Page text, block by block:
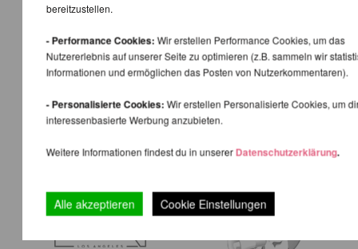
bereitzustellen.
- Performance Cookies:Wir erstellen Performance Cookies, um das
Nutzererlebnis auf unserer Seite zu optimieren (z.B. sammeln wir
Informationen und ermöglichen das Posten von Nutzerkommentaren).
- Personalisierte Cookies:Wir erstellen Personalisierte Cookies, um
interessenbasierte Werbung anzubieten.
Weitere Informationen findest du in unsererDatenschutzerklärung.
Alle akzeptieren Cookie Einstellungen